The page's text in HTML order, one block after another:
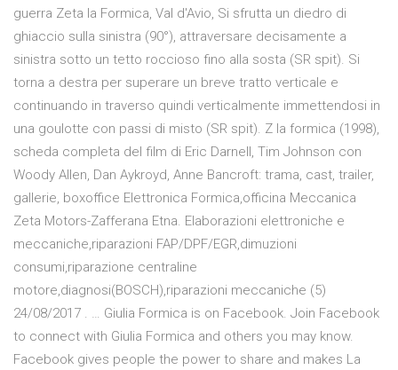
guerra Zeta la Formica, Val d'Avio, Si sfrutta un diedro di
ghiaccio sulla sinistra (90°), attraversare decisamente a
sinistra sotto un tetto roccioso fino alla sosta (SR spit). Si
torna a destra per superare un breve tratto verticale e
continuando in traverso quindi verticalmente immettendosi in
una goulotte con passi di misto (SR spit). Z la formica (1998),
scheda completa del film di Eric Darnell, Tim Johnson con
Woody Allen, Dan Aykroyd, Anne Bancroft: trama, cast, trailer,
gallerie, boxoffice Elettronica Formica,officina Meccanica
Zeta Motors-Zafferana Etna. Elaborazioni elettroniche e
meccaniche,riparazioni FAP/DPF/EGR,dimuzioni
consumi,riparazione centraline
motore,diagnosi(BOSCH),riparazioni meccaniche (5)
24/08/2017 . … Giulia Formica is on Facebook. Join Facebook
to connect with Giulia Formica and others you may know.
Facebook gives people the power to share and makes La